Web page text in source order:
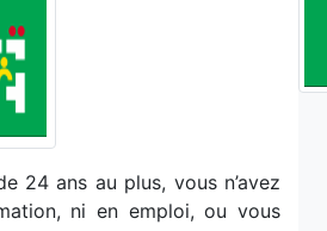
24 ans au plus, vous n’avez
ni en emploi, ou vous